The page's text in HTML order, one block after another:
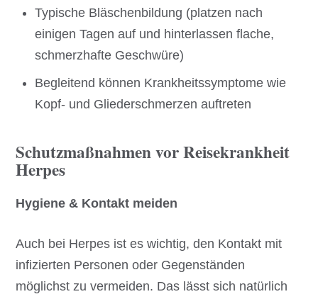
Typische Bläschenbildung (platzen nach
einigen Tagen auf und hinterlassen flache,
schmerzhafte Geschwüre)
Begleitend können Krankheitssymptome wie
Kopf- und Gliederschmerzen auftreten
Schutzmaßnahmen vor Reisekrankheit
Herpes
Hygiene & Kontakt meiden
Auch bei Herpes ist es wichtig, den Kontakt mit
infizierten Personen oder Gegenständen
möglichst zu vermeiden. Das lässt sich natürlich